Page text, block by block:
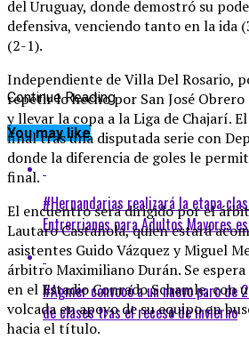
del Uruguay, donde demostró su
defensiva, venciendo tanto en la ida
(2-1).
Independiente de Villa Del Rosario,
repetir lo hecho por San José
y llevar la copa a la Liga de Chajarí.
final tras una disputada serie con
donde la diferencia de goles le
final.
El encuentro será dirigido por el
Lautaro Castañola, quien estará
asistentes Guido Vázquez y Miguel
árbitro Maximiliano Durán. Se
en el Estadio Conrado Schamle, con
volcada en apoyo de su equipo en
hacia el título.
Continue Reading
You may like
#Hernandarias realizará la etapa
Entrerrianos para Adultos Mayores
#Agmer convocó a un nuevo paro
de clases tras el receso de invierno